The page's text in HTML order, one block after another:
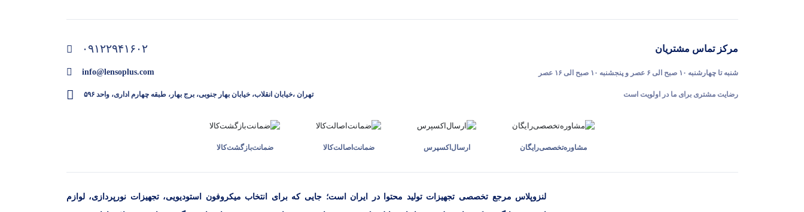
مرکز تماس مشتریان
شنبه تا چهارشنبه ۱۰ صبح الی ۶ عصر و پنجشنبه ۱۰ صبح الی ۱۶ عصر
رضایت مشتری برای ما در اولویت است
۰۹۱۲۲۹۴۱۶۰۲
info@lensoplus.com
تهران ،خیابان انقلاب، خیابان بهار جنوبی، برج بهار، طبقه چهارم اداری، واحد ۵۹۶
مشاوره‌تخصصی‌رایگان ارسال‌اکسپرس ضمانت‌اصالت‌کالا ضمانت‌بازگشت‌کالا
لنزوپلاس مرجع تخصصی تجهیزات تولید محتوا در ایران است؛ جایی که برای انتخاب میکروفون استودیویی، تجهیزات نورپردازی، لوازم